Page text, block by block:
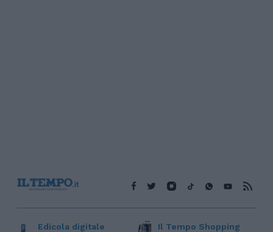
Edicola digitale Il Tempo Shopping